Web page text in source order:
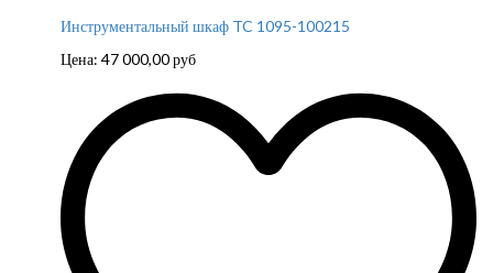
Инструментальный шкаф TC 1095-100215
Цена: 47 000,00руб